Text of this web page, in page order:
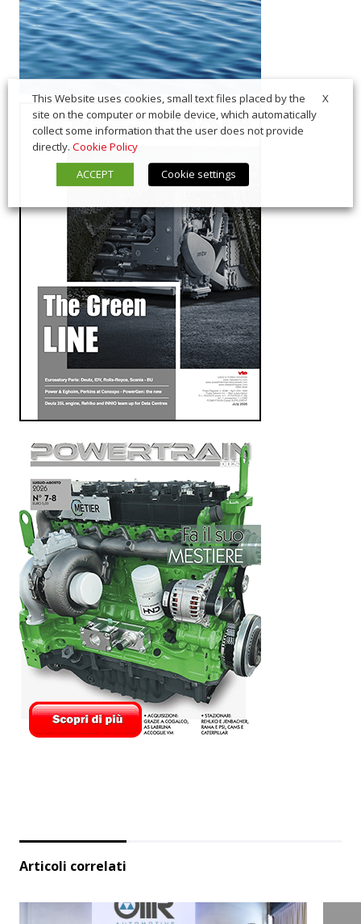
Articoli correlati
X
This Website uses cookies, small text files placed by the
site on the computer or mobile device, which automatically
collect some information that the user does not provide
directly. Cookie Policy
ACCEPT
Cookie settings